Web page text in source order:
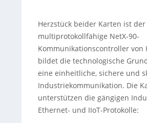
Herzstück beider Karten ist der
multiprotokollfähige NetX-90-
Kommunikationscontroller von
bildet die technologische
eine einheitliche, sichere und
Industriekommunikation. Die
unterstützen die gängigen
Ethernet- und IIoT-Protokolle: